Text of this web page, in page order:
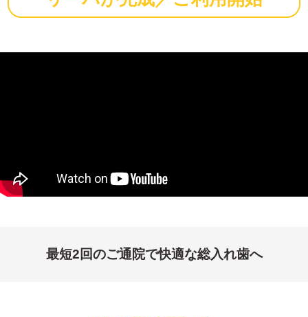
最短2回のご通院で快適な総入れ歯へ